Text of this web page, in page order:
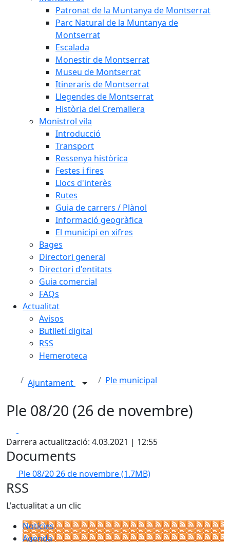
Patronat de la Muntanya de Montserrat
Parc Natural de la Muntanya de
Montserrat
Escalada
Monestir de Montserrat
Museu de Montserrat
Itineraris de Montserrat
Llegendes de Montserrat
Història del Cremallera
Monistrol vila
Introducció
Transport
Ressenya històrica
Festes i fires
Llocs d'interès
Rutes
Guia de carrers / Plànol
Informació geogràfica
El municipi en xifres
Bages
Directori general
Directori d'entitats
Guia comercial
FAQs
Actualitat
Avisos
Butlletí digital
RSS
Hemeroteca
Ajuntament Ple municipal
Ple 08/20 (26 de novembre)
Darrera actualització: 4.03.2021 | 12:55
Documents
Ple 08/20 26 de novembre(1.7MB)
RSS
L'actualitat a un clic
Notícies
Agenda